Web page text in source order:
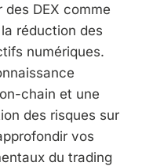
DEX comme
réduction des
numériques.
chain et une
des risques sur
vos
du trading